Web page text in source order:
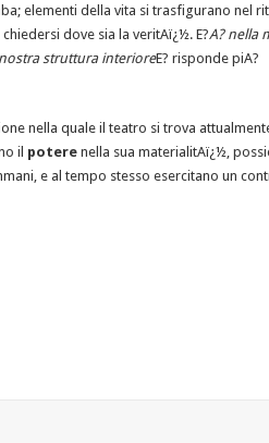
elementi della vita si trasfigurano nel
dove sia la veritAï¿½. E?A? nella
struttura interioreE? risponde piA?
nella quale il teatro si trova
il potere nella sua materialitAï¿½,
e al tempo stesso esercitano un